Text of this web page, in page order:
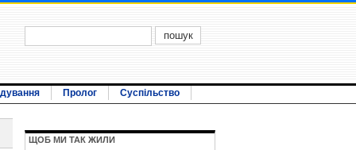
Пролог Суспільство
ЩОБ МИ ТАК ЖИЛИ